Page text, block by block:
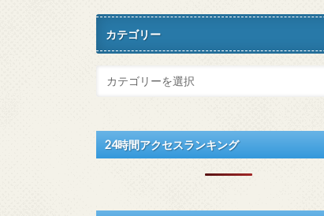
カテゴリー
24時間アクセスランキング